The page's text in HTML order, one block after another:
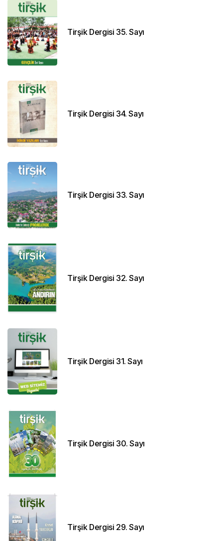
Tirşik Dergisi 35. Sayı
Tirşik Dergisi 34. Sayı
Tirşik Dergisi 33. Sayı
Tirşik Dergisi 32. Sayı
Tirşik Dergisi 31. Sayı
Tirşik Dergisi 30. Sayı
Tirşik Dergisi 29. Sayı